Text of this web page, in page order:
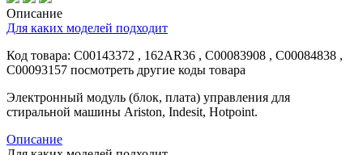
Описание
Для каких моделей подходит
Код товара: C00143372 , 162AR36 , C00083908 , C00084838 ,
C00093157 посмотреть другие коды товара
Электронный модуль (блок, плата) управления для
стиральной машины Ariston, Indesit, Hotpoint.
Описание